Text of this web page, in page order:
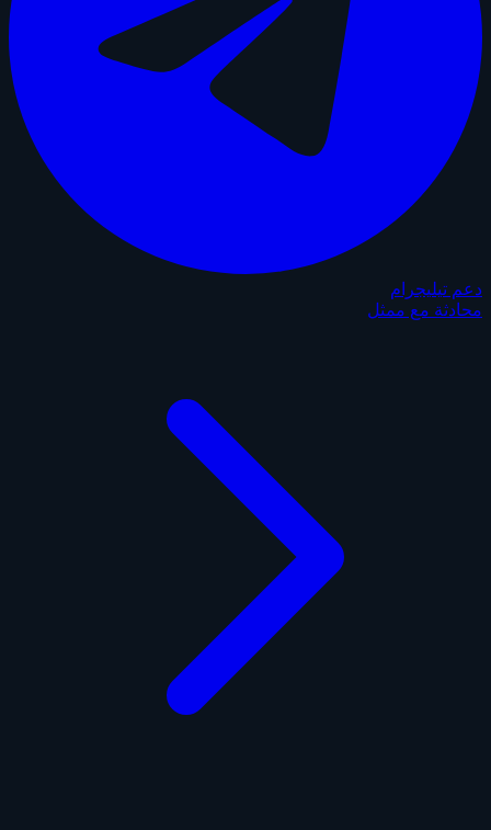
دعم تيليجرام
محادثة مع ممثل